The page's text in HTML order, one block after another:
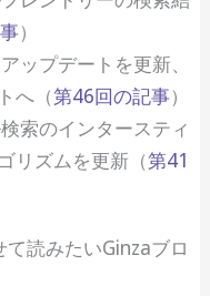
）
プデートを更新、
へ（第46回の記事）
索のインタースティ
リズムを更新（第41
読みたいGinzaブロ